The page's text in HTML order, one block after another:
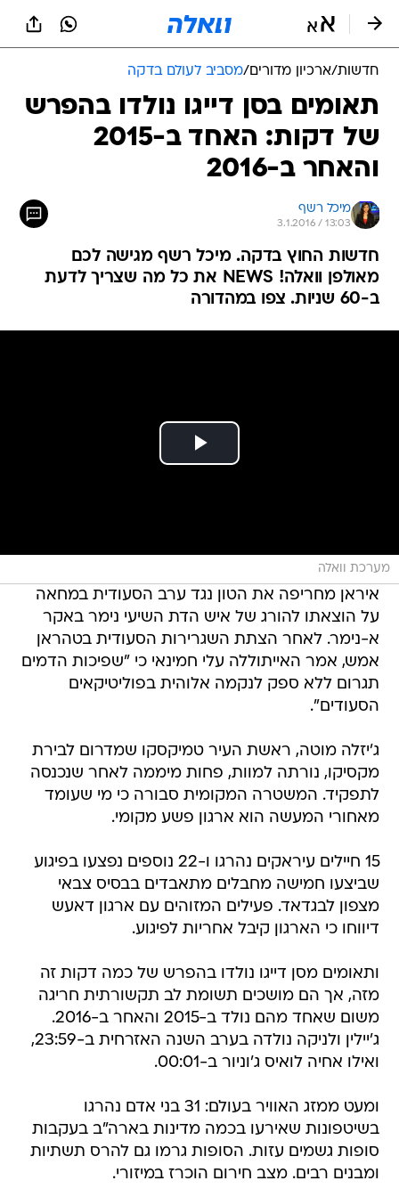
חדשות/ארכיון מדורים/מסביב לעולם בדקה
תאומים בסן דייגו נולדו בהפרש
של דקות: האחד ב-2015
והאחר ב-2016
מיכל רשף
3.1.2016 / 13:03
חדשות החוץ בדקה. מיכל רשף מגישה לכם
מאולפן וואלה! NEWS את כל מה שצריך לדעת
ב-60 שניות. צפו במהדורה
מערכת וואלה
איראן מחריפה את הטון נגד ערב הסעודית במחאה
על הוצאתו להורג של איש הדת השיעי נימר באקר
א-נימר. לאחר הצתת השגרירות הסעודית בטהראן
אמש, אמר האייתוללה עלי חמינאי כי "שפיכות הדמים
תגרום ללא ספק לנקמה אלוהית בפוליטיקאים
הסעודים".
ג'יזלה מוטה, ראשת העיר טמיקסקו שמדרום לבירת
מקסיקו, נורתה למוות, פחות מיממה לאחר שנכנסה
לתפקיד. המשטרה המקומית סבורה כי מי שעומד
מאחורי המעשה הוא ארגון פשע מקומי.
15 חיילים עיראקים נהרגו ו-22 נוספים נפצעו בפיגוע
שביצעו חמישה מחבלים מתאבדים בבסיס צבאי
מצפון לבגדאד. פעילים המזוהים עם ארגון דאעש
דיווחו כי הארגון קיבל אחריות לפיגוע.
ותאומים מסן דייגו נולדו בהפרש של כמה דקות זה
מזה, אך הם מושכים תשומת לב תקשורתית חריגה
משום שאחד מהם נולד ב-2015 והאחר ב-2016.
ג'יילין ולניקה נולדה בערב השנה האזרחית ב-23:59,
ואילו אחיה לואיס ג'וניור ב-00:01.
ומעט ממזג האוויר בעולם: 31 בני אדם נהרגו
בשיטפונות שאירעו בכמה מדינות בארה"ב בעקבות
סופות גשמים עזות. הסופות גרמו גם להרס תשתיות
ומבנים רבים. מצב חירום הוכרז במיזורי.